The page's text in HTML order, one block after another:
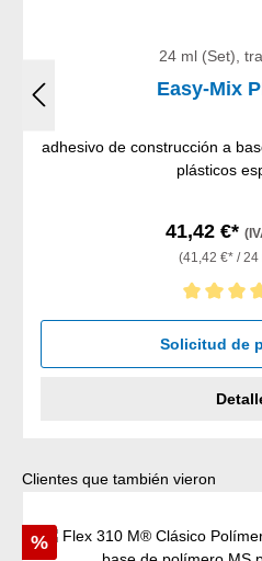
24 ml (Set),
Easy-Mix
adhesivo de construcción a
plásticos
41,42 €*
(41,42 €* / 24
Calificación promedio de 4.67
Solicitud de
Omitir la galería de productos
Clientes que también vieron
Descuento
%